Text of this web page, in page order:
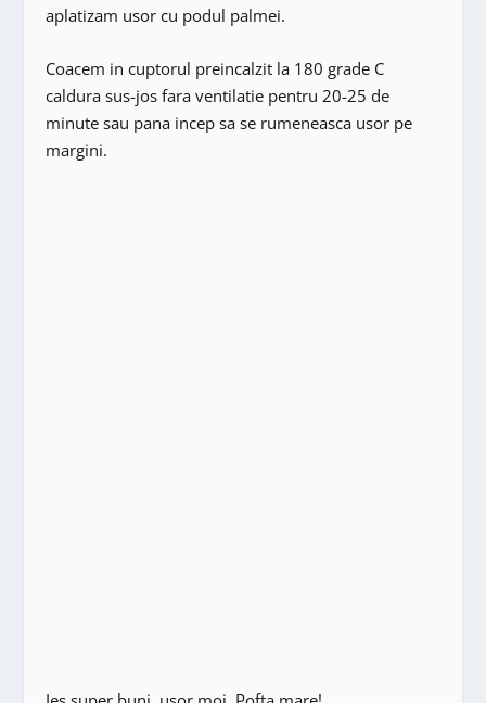
aplatizam usor cu podul palmei.
Coacem in cuptorul preincalzit la 180 grade C
caldura sus-jos fara ventilatie pentru 20-25 de
minute sau pana incep sa se rumeneasca usor pe
margini.